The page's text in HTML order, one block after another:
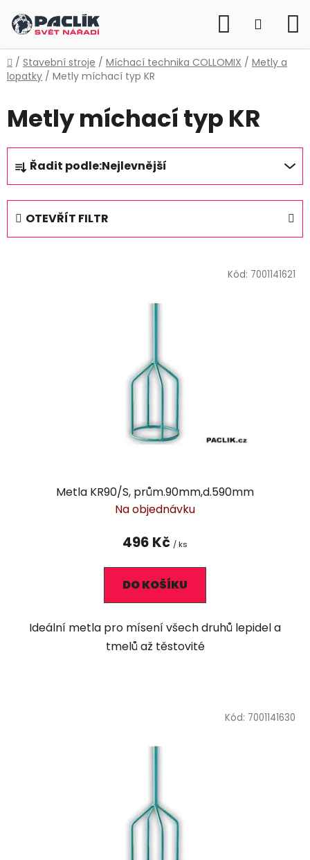
na
obsah
Hledat
KOŠÍK
Domů
/ Stavební stroje / Míchací technika COLLOMIX / Metly a
lopatky / Metly míchací typ KR
Metly míchací typ KR
Ř
a
z
e
n
í
Řadit podle:Nejlevnější
OTEVŘÍT FILTR
Metla KR90/S, prům.90mm,d.590mm
Na objednávku
496 Kč / ks
DO KOŠÍKU
Ideální metla pro mísení všech druhů lepidel a
tmelů až těstovité
Kód: 7001141621
Kód: 7001141630